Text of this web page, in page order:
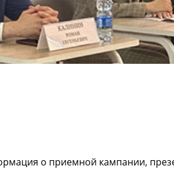
о приемной кампании,